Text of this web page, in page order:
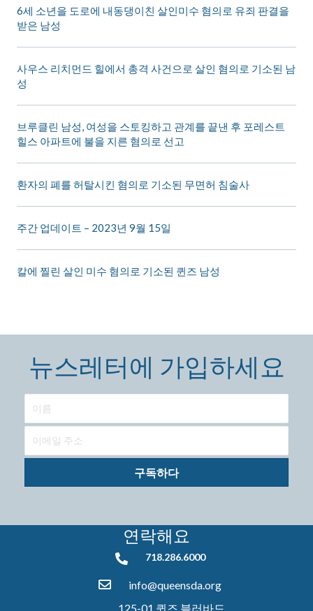
6세 소년을 도로에 내동댕이친 살인미수 혐의로 유죄 판결을
받은 남성
사우스 리치먼드 힐에서 총격 사건으로 살인 혐의로 기소된 남
성
브루클린 남성, 여성을 스토킹하고 관계를 끝낸 후 포레스트
힐스 아파트에 불을 지른 혐의로 선고
환자의 폐를 허탈시킨 혐의로 기소된 무면허 침술사
주간 업데이트 – 2023년 9월 15일
칼에 찔린 살인 미수 혐의로 기소된 퀸즈 남성
뉴스레터에 가입하세요
구독하다
연락해요
718.286.6000718.286.6000
info@queensda.org
125-01 퀸즈 블러바드,